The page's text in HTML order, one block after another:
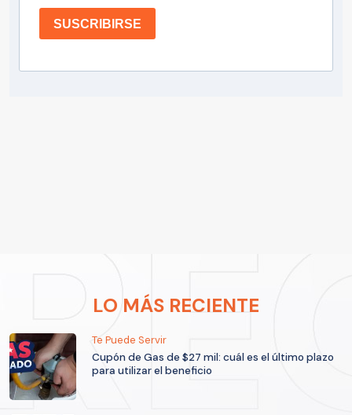
SUSCRIBIRSE
LO MÁS RECIENTE
Te Puede Servir
Cupón de Gas de $27 mil: cuál es el último plazo
para utilizar el beneficio